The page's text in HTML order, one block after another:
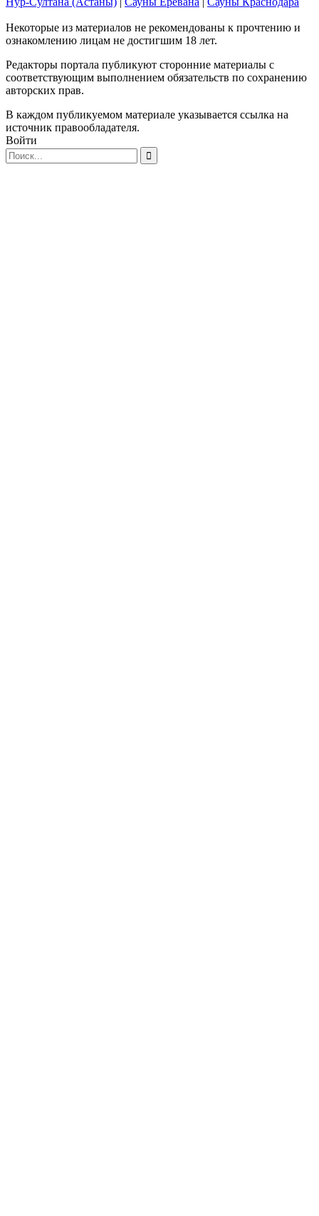
Некоторые из материалов не рекомендованы к прочтению и
ознакомлению лицам не достигшим 18 лет.
Редакторы портала публикуют сторонние материалы с
соответствующим выполнением обязательств по сохранению
авторских прав.
В каждом публикуемом материале указывается ссылка на
источник правообладателя.
Войти